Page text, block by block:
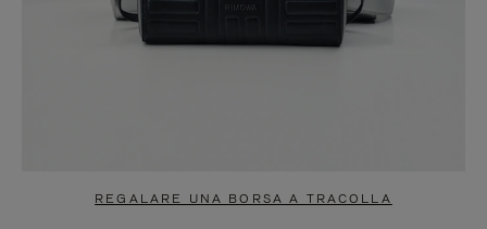
REGALARE UNA BORSA A TRACOLLA